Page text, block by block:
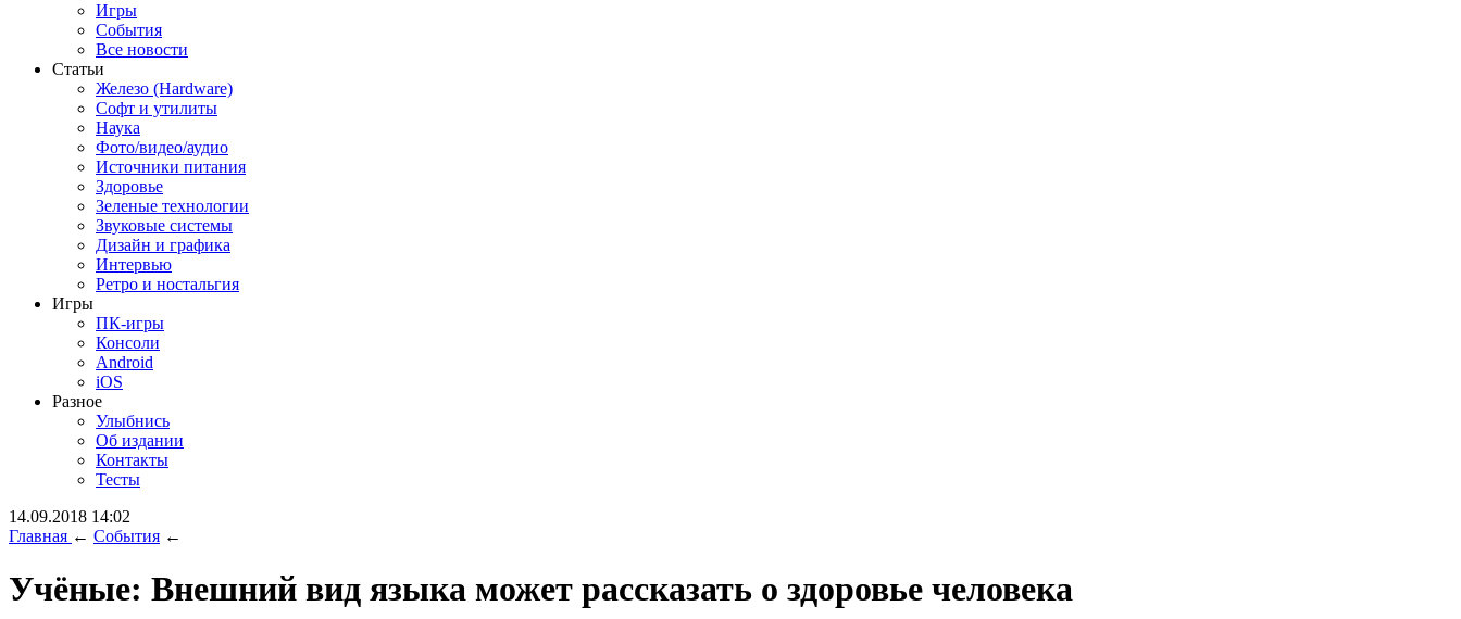
Игры
События
Все новости
Статьи
Железо (Hardware)
Софт и утилиты
Наука
Фото/видео/аудио
Источники питания
Здоровье
Зеленые технологии
Звуковые системы
Дизайн и графика
Интервью
Ретро и ностальгия
Игры
ПК-игры
Консоли
Android
iOS
Разное
Улыбнись
Об издании
Контакты
Тесты
14.09.2018 14:02
Главная ← События ←
Учёные: Внешний вид языка может рассказать о здоровье человека